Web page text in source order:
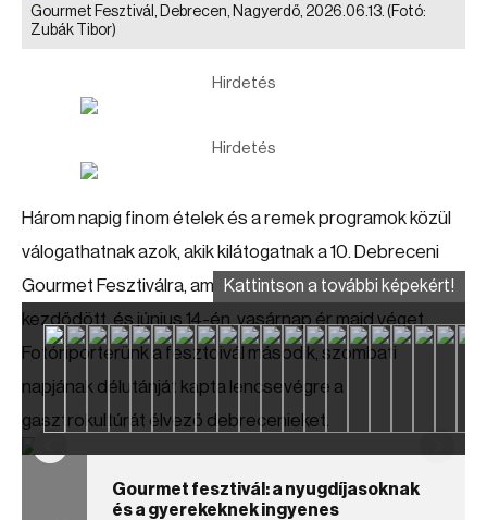
Gourmet Fesztivál, Debrecen, Nagyerdő, 2026.06.13. (Fotó:
Zubák Tibor)
Hirdetés
Hirdetés
Három napig finom ételek és a remek programok közül
válogathatnak azok, akik kilátogatnak a 10. Debreceni
Gourmet Fesztiválra, amely június 12-én pénteken
kezdődött, és június 14-én, vasárnap ér majd véget.
Fotóriporterünk a fesztoivál második, szombati
napjának délutánját kapta lencsevégre a
gasztrokultúrát élvező debrecenieket.
Kattintson a további képekért!
Gourmet fesztivál: a nyugdíjasoknak
és a gyerekeknek ingyenes